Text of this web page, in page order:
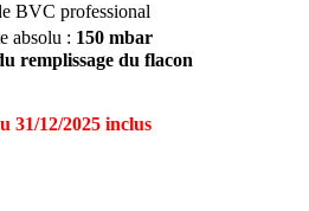
BVC professional
absolu : 150 mbar
remplissage du flacon
31/12/2025 inclus